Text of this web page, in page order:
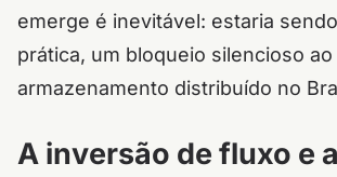
emerge é inevitável: estaria
prática, um bloqueio silencioso
armazenamento distribuído no
A inversão de fluxo e a